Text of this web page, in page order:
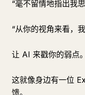
“毫不留情地指出我
“从你的视角来看，
让 AI 来戳你的弱点。
这就像身边有一位
馈。